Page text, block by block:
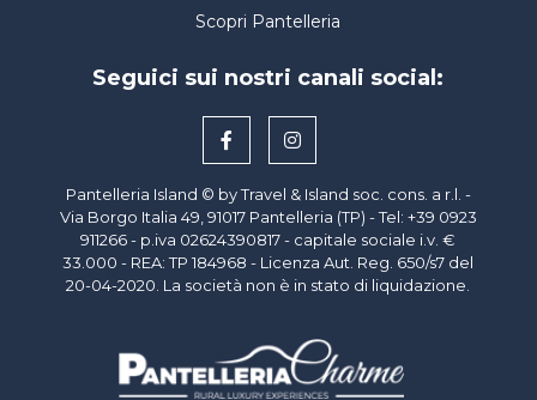
Scopri Pantelleria
Seguici sui nostri canali social:
Pantelleria Island © by Travel & Island soc. cons. a r.l. -
Via Borgo Italia 49, 91017 Pantelleria (TP) - Tel: +39 0923
911266 - p.iva 02624390817- capitale sociale i.v. €
33.000 - REA: TP 184968 - Licenza Aut. Reg. 650/s7 del
20-04-2020. La società non è in stato di liquidazione.